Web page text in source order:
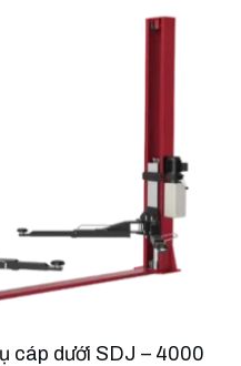
cáp dưới SDJ – 4000